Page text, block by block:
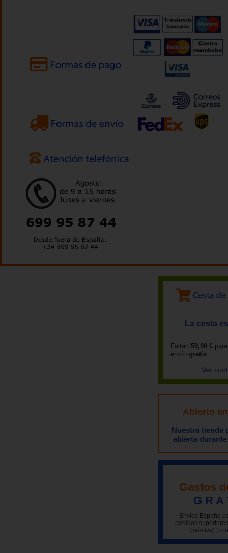
La cesta
Faltan 59,90 €
envío gratis
Ver
Abierto
Nuestra tienda
abierta
Gastos
G R A
Envíos España
pedidos
(más iva)